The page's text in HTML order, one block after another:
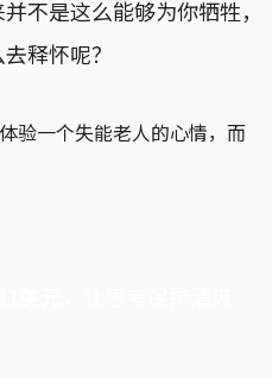
不是这么能够为你牺牲，
释怀呢？
验一个失能老人的心情，而